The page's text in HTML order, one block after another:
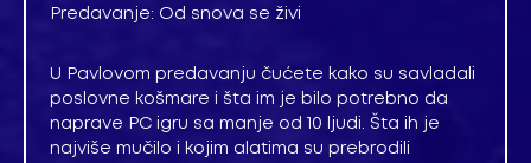
Predavanje: Od snova se živi
U Pavlovom predavanju čućete kako su savladali
poslovne košmare i šta im je bilo potrebno da
naprave PC igru sa manje od 10 ljudi. Šta ih je
najviše mučilo i kojim alatima su prebrodili